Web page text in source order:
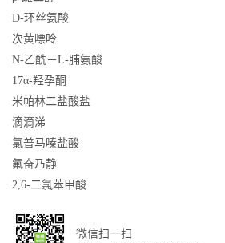
D-环丝氨酸
次黄嘌呤
N-乙酰－L-脯氨酸
17α-羟孕酮
米帕林二盐酸盐
滴滴涕
氯普马嗪盐酸
氟奋乃静
2,6-二氯苯甲酸
微信扫一扫